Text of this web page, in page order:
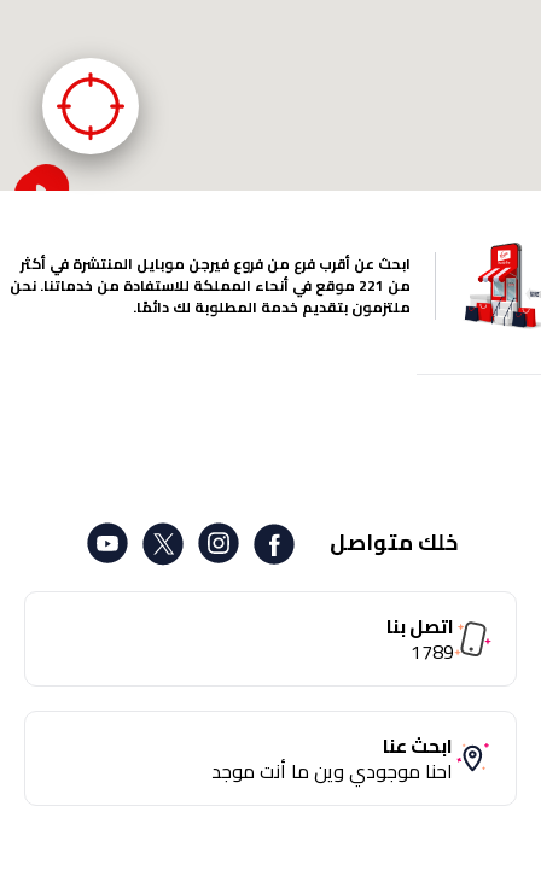
ابحث عن أقرب فرع من فروع فيرجن موبايل المنتشرة في أكثر
من 221 موقع في أنحاء المملكة للاستفادة من خدماتنا. نحن
ملتزمون بتقديم خدمة المطلوبة لك دائمًا.
خلك متواصل
اتصل بنا
1789
ابحث عنا
احنا موجودي وين ما أنت موجد